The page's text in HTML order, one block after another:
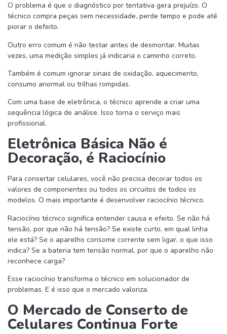
O problema é que o diagnóstico por tentativa gera prejuízo. O
técnico compra peças sem necessidade, perde tempo e pode até
piorar o defeito.
Outro erro comum é não testar antes de desmontar. Muitas
vezes, uma medição simples já indicaria o caminho correto.
Também é comum ignorar sinais de oxidação, aquecimento,
consumo anormal ou trilhas rompidas.
Com uma base de eletrônica, o técnico aprende a criar uma
sequência lógica de análise. Isso torna o serviço mais
profissional.
Eletrônica Básica Não é
Decoração, é Raciocínio
Para consertar celulares, você não precisa decorar todos os
valores de componentes ou todos os circuitos de todos os
modelos. O mais importante é desenvolver raciocínio técnico.
Raciocínio técnico significa entender causa e efeito. Se não há
tensão, por que não há tensão? Se existe curto, em qual linha
ele está? Se o aparelho consome corrente sem ligar, o que isso
indica? Se a bateria tem tensão normal, por que o aparelho não
reconhece carga?
Esse raciocínio transforma o técnico em solucionador de
problemas. E é isso que o mercado valoriza.
O Mercado de Conserto de
Celulares Continua Forte